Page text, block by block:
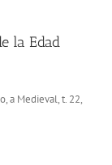
la Edad
a Medieval, t. 22,